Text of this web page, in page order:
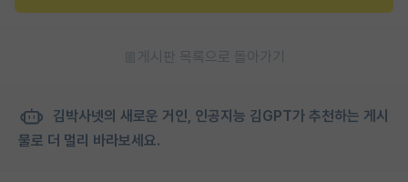
게시판 목록으로 돌아가기
김박사넷의 새로운 거인, 인공지능 김GPT가 추천하는 게시
물로 더 멀리 바라보세요.